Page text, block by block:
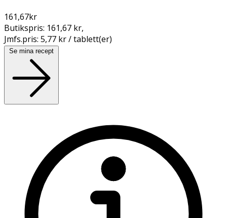
161,67kr
Butikspris: 161,67 kr,
Jmfs.pris: 5,77 kr / tablett(er)
Se mina recept